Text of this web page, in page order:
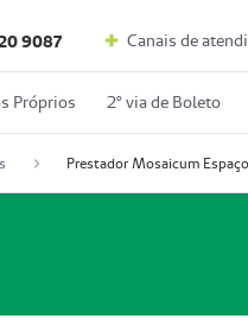
9087 Canais de
Próprios 2º via de Boleto